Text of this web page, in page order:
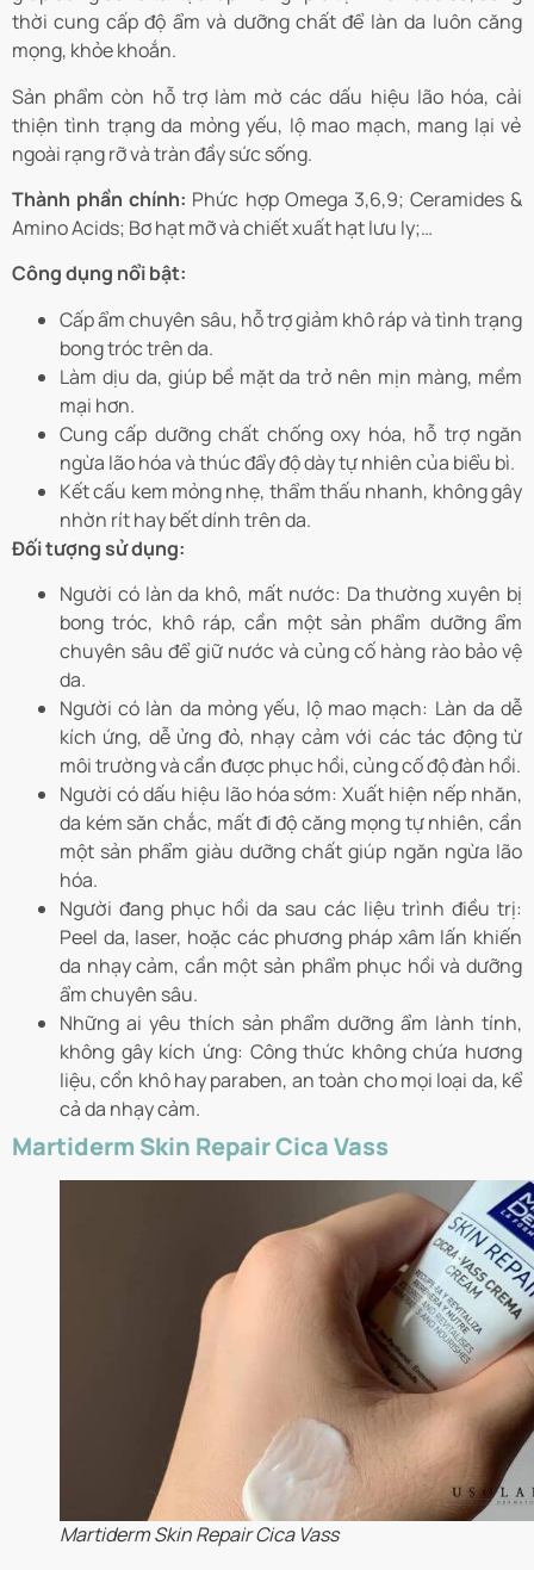
thời cung cấp độ ẩm và dưỡng chất để làn da luôn căng
mọng, khỏe khoắn.
Sản phẩm còn hỗ trợ làm mờ các dấu hiệu lão hóa, cải
thiện tình trạng da mỏng yếu, lộ mao mạch, mang lại vẻ
ngoài rạng rỡ và tràn đầy sức sống.
Thành phần chính: Phức hợp Omega 3,6,9; Ceramides &
Amino Acids; Bơ hạt mỡ và chiết xuất hạt lưu ly;…
Công dụng nổi bật:
Cấp ẩm chuyên sâu, hỗ trợ giảm khô ráp và tình trạng
bong tróc trên da.
Làm dịu da, giúp bề mặt da trở nên mịn màng, mềm
mại hơn.
Cung cấp dưỡng chất chống oxy hóa, hỗ trợ ngăn
ngừa lão hóa và thúc đẩy độ dày tự nhiên của biểu bì.
Kết cấu kem mỏng nhẹ, thẩm thấu nhanh, không gây
nhờn rít hay bết dính trên da.
Đối tượng sử dụng:
Người có làn da khô, mất nước: Da thường xuyên bị
bong tróc, khô ráp, cần một sản phẩm dưỡng ẩm
chuyên sâu để giữ nước và củng cố hàng rào bảo vệ
da.
Người có làn da mỏng yếu, lộ mao mạch: Làn da dễ
kích ứng, dễ ửng đỏ, nhạy cảm với các tác động từ
môi trường và cần được phục hồi, củng cố độ đàn hồi.
Người có dấu hiệu lão hóa sớm: Xuất hiện nếp nhăn,
da kém săn chắc, mất đi độ căng mọng tự nhiên, cần
một sản phẩm giàu dưỡng chất giúp ngăn ngừa lão
hóa.
Người đang phục hồi da sau các liệu trình điều trị:
Peel da, laser, hoặc các phương pháp xâm lấn khiến
da nhạy cảm, cần một sản phẩm phục hồi và dưỡng
ẩm chuyên sâu.
Những ai yêu thích sản phẩm dưỡng ẩm lành tính,
không gây kích ứng: Công thức không chứa hương
liệu, cồn khô hay paraben, an toàn cho mọi loại da, kể
cả da nhạy cảm.
Martiderm Skin Repair Cica Vass
Martiderm Skin Repair Cica Vass